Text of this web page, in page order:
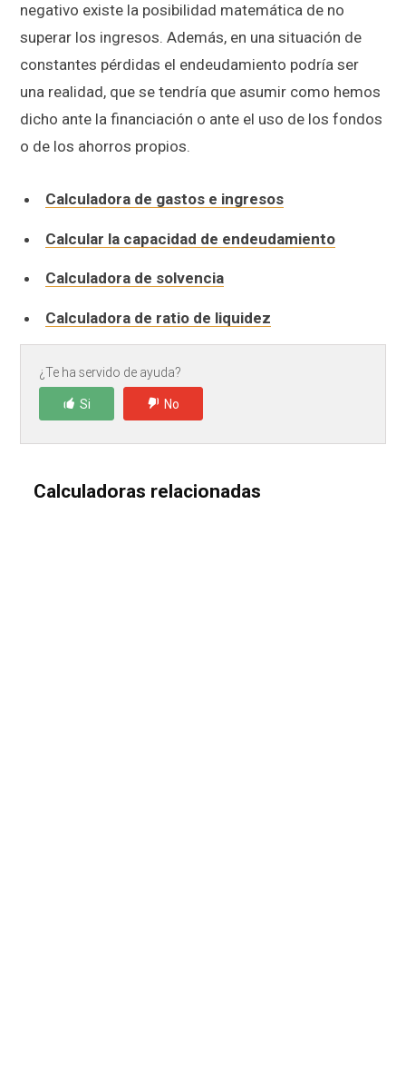
negativo existe la posibilidad matemática de no
superar los ingresos. Además, en una situación de
constantes pérdidas el endeudamiento podría ser
una realidad, que se tendría que asumir como hemos
dicho ante la financiación o ante el uso de los fondos
o de los ahorros propios.
Calculadora de gastos e ingresos
Calcular la capacidad de endeudamiento
Calculadora de solvencia
Calculadora de ratio de liquidez
¿Te ha servido de ayuda?
Si No
Calculadoras relacionadas